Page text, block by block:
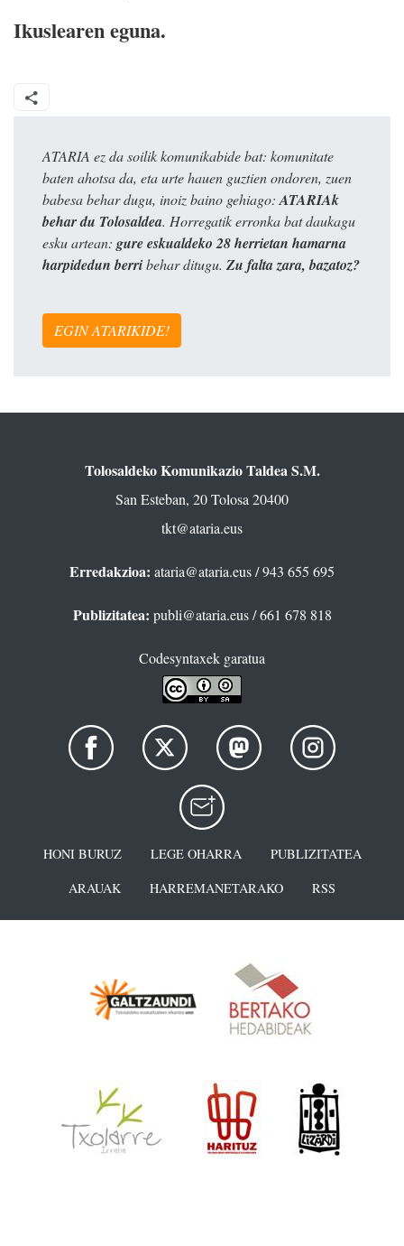
Ikuslearen eguna.
ATARIA ez da soilik komunikabide bat: komunitate
baten ahotsa da, eta urte hauen guztien ondoren, zuen
babesa behar dugu, inoiz baino gehiago: ATARIAk
behar du Tolosaldea. Horregatik erronka bat daukagu
esku artean: gure eskualdeko 28 herrietan hamarna
harpidedun berribehar ditugu. Zu falta zara, bazatoz?
EGIN ATARIKIDE!
Tolosaldeko Komunikazio Taldea S.M.
San Esteban, 20 Tolosa 20400
tkt@ataria.eus
Erredakzioa: ataria@ataria.eus/ 943 655 695
Publizitatea: publi@ataria.eus/ 661 678 818
Codesyntaxek garatua
HONI BURUZ LEGE OHARRA
PUBLIZITATEA
ARAUAK
HARREMANETARAKO RSS